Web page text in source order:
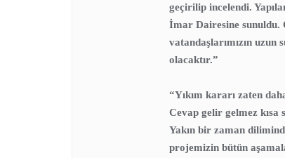
geçirilip incelendi.
İmar Dairesine sunuldu.
vatandaşlarımızın
olacaktır.”
“Yıkım kararı zaten
Cevap gelir gelmez kısa
Yakın bir zaman
projemizin bütün